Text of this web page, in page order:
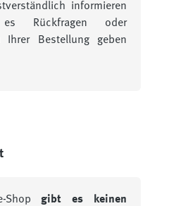
informieren
Rückfragen oder
Ihrer Bestellung geben
Shopgibt es keinen